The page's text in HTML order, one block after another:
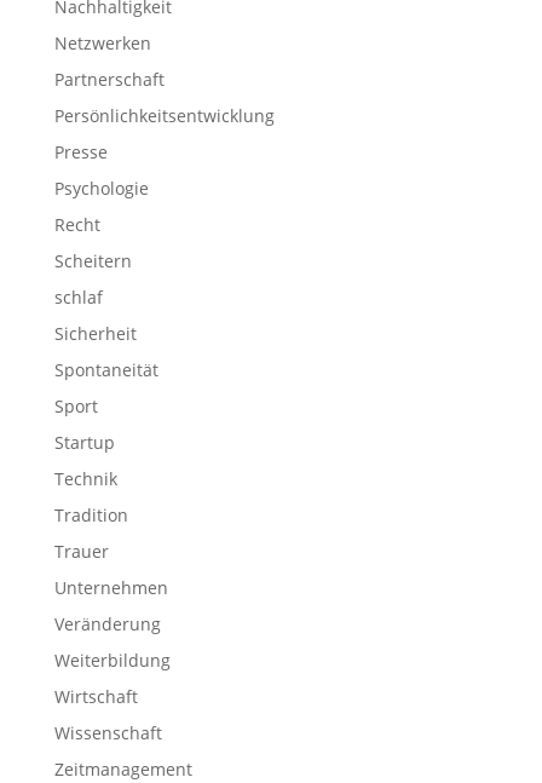
Nachhaltigkeit
Netzwerken
Partnerschaft
Persönlichkeitsentwicklung
Presse
Psychologie
Recht
Scheitern
schlaf
Sicherheit
Spontaneität
Sport
Startup
Technik
Tradition
Trauer
Unternehmen
Veränderung
Weiterbildung
Wirtschaft
Wissenschaft
Zeitmanagement